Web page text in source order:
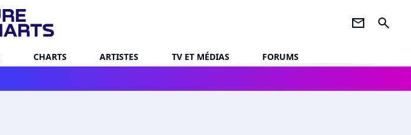
newsletter search
CHARTS ARTISTES TV ET MÉDIAS
FORUMS